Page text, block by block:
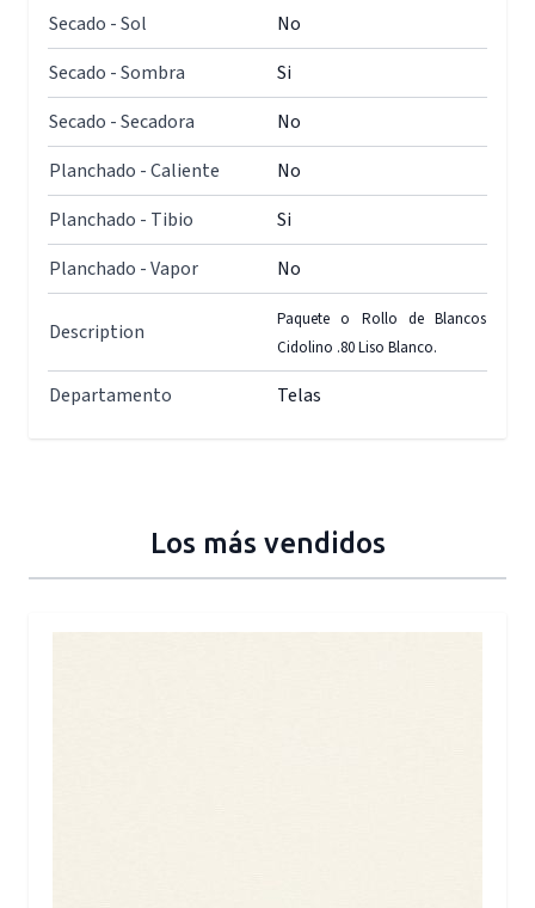
Secado - Sol
No
Secado - Sombra
Si
Secado - Secadora
No
Planchado - Caliente
No
Planchado - Tibio
Si
Planchado - Vapor
No
Description
Paquete o Rollo de Blancos
Cidolino .80 Liso Blanco.
Departamento Telas
Los más vendidos